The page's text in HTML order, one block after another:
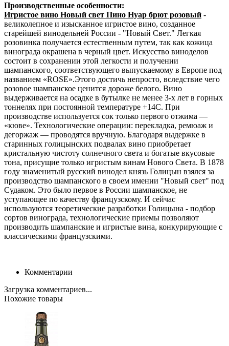
Производственные особенности:
Игристое вино Новый свет Пино Нуар брют розовый -
великолепное и изысканное игристое вино, созданное
старейшей винодельней России - "Новый Свет." Легкая
розовинка получается естественным путем, так как кожица
винограда окрашена в черный цвет. Искусство виноделов
состоит в сохранении этой легкости и получении
шампанского, соответствующего выпускаемому в Европе под
названием «ROSE».Этого достичь непросто, вследствие чего
розовое шампанское ценится дороже белого. Вино
выдерживается на осадке в бутылке не менее 3-х лет в горных
тоннелях при постоянной температуре +14С. При
производстве используется сок только первого отжима —
«кюве». Технологические операции: перекладка, ремюаж и
дегоржаж — проводятся вручную. Благодаря выдержке в
старинных голицынских подвалах вино приобретает
кристальную чистоту солнечного света и богатые вкусовые
тона, присущие только игристым винам Нового Света. В 1878
году знаменитый русский винодел князь Голицын взялся за
производство шампанского в своем имении "Новый свет" под
Судаком. Это было первое в России шампанское, не
уступающее по качеству французскому. И сейчас
используются теоретические разработки Голицына - подбор
сортов винограда, технологические приемы позволяют
производить шампанские и игристые вина, конкурирующие с
классическими французскими.
Комментарии
Загрузка комментариев...
Похожие товары